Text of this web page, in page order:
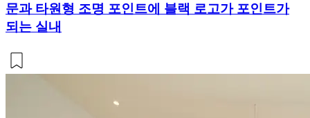
문과 타원형 조명 포인트에 블랙 로고가 포인트가
되는 실내